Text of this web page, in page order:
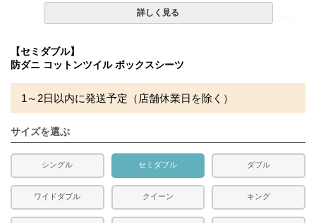
す。
※北海道・沖縄・離島等一部地域へのお届けは別途送料が
なって見える場合がございます。また閲覧環境により誤差
詳しく見る
【セミダブル】
防ダニ コットンツイル ボックスシーツ
1～2日以内に発送予定（店舗休業日を除く）
サイズを選ぶ
シングル セミダブル ダブル
ワイドダブル クイーン キング